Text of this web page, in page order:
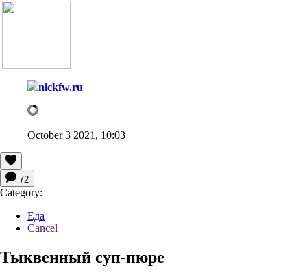
nickfw.ru
October 3 2021, 10:03
72
Category:
Еда
Cancel
Тыквенный суп-пюре